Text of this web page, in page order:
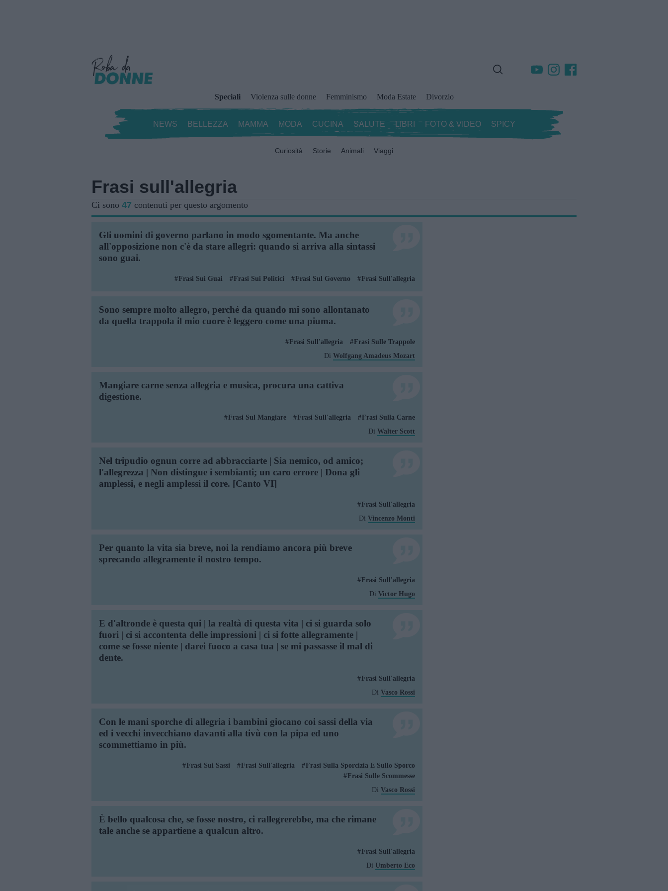
Speciali Violenza sulle donne Femminismo Moda Estate Divorzio
NEWS BELLEZZA MAMMA MODA CUCINA SALUTE LIBRI FOTO & VIDEO SPICY
Curiosità Storie Animali Viaggi
Frasi sull'allegria
Ci sono 47 contenuti per questo argomento
Gli uomini di governo parlano in modo sgomentante. Ma anche
all'opposizione non c'è da stare allegri: quando si arriva alla sintassi
sono guai.
Frasi Sui Guai Frasi Sui Politici Frasi Sul Governo Frasi Sull'allegria
Sono sempre molto allegro, perché da quando mi sono allontanato
da quella trappola il mio cuore è leggero come una piuma.
Frasi Sull'allegria
Frasi Sulle Trappole
Di Wolfgang Amadeus Mozart
Mangiare carne senza allegria e musica, procura una cattiva
digestione.
Frasi Sul Mangiare Frasi Sull'allegria
Frasi Sulla Carne
Di Walter Scott
Nel tripudio ognun corre ad abbracciarte | Sia nemico, od amico;
l'allegrezza | Non distingue i sembianti; un caro errore | Dona gli
amplessi, e negli amplessi il core. [Canto VI]
Frasi Sull'allegria
Di Vincenzo Monti
Per quanto la vita sia breve, noi la rendiamo ancora più breve
sprecando allegramente il nostro tempo.
Frasi Sull'allegria
Di Victor Hugo
E d'altronde è questa qui | la realtà di questa vita | ci si guarda solo
fuori | ci si accontenta delle impressioni | ci si fotte allegramente |
come se fosse niente | darei fuoco a casa tua | se mi passasse il mal di
dente.
Frasi Sull'allegria
Di Vasco Rossi
Con le mani sporche di allegria i bambini giocano coi sassi della via
ed i vecchi invecchiano davanti alla tivù con la pipa ed uno
scommettiamo in più.
Frasi Sui Sassi Frasi Sull'allegria
Frasi Sulla Sporcizia E Sullo Sporco
Frasi Sulle Scommesse
Di Vasco Rossi
È bello qualcosa che, se fosse nostro, ci rallegrerebbe, ma che rimane
tale anche se appartiene a qualcun altro.
Frasi Sull'allegria
Di Umberto Eco